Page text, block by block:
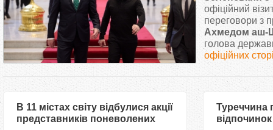
т
у
офіційний
переговори з
Ахмедом аш-
голова
офіційних
В 11 містах світу відбулися акції
представників поневолених
Туреччина